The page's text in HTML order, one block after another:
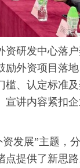
研发中心落户
外资项目落地
槛、认定标准
宣讲内容紧扣
发展”主题，
提供了新思路